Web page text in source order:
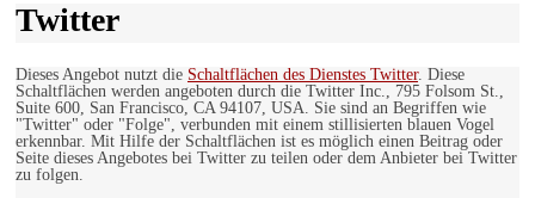
Twitter
Dieses Angebot nutzt die Schaltflächen des Dienstes Twitter. Diese
Schaltflächen werden angeboten durch die Twitter Inc., 795 Folsom St.,
Suite 600, San Francisco, CA 94107, USA. Sie sind an Begriffen wie
"Twitter" oder "Folge", verbunden mit einem stillisierten blauen Vogel
erkennbar. Mit Hilfe der Schaltflächen ist es möglich einen Beitrag oder
Seite dieses Angebotes bei Twitter zu teilen oder dem Anbieter bei Twitter
zu folgen.